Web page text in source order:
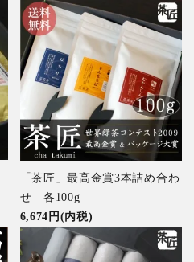
「茶匠」最高金賞3本詰め合わ
せ 各100g
6,674円(内税)